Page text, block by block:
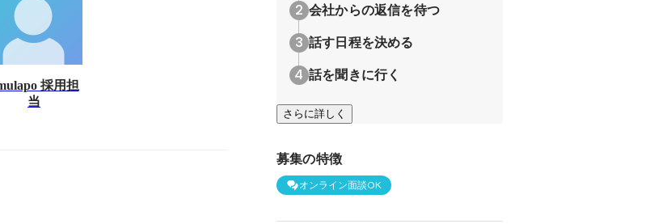
採用担
当
会社からの返信を待つ
話す日程を決める
話を聞きに行く
さらに詳しく
募集の特徴
オンライン面談OK